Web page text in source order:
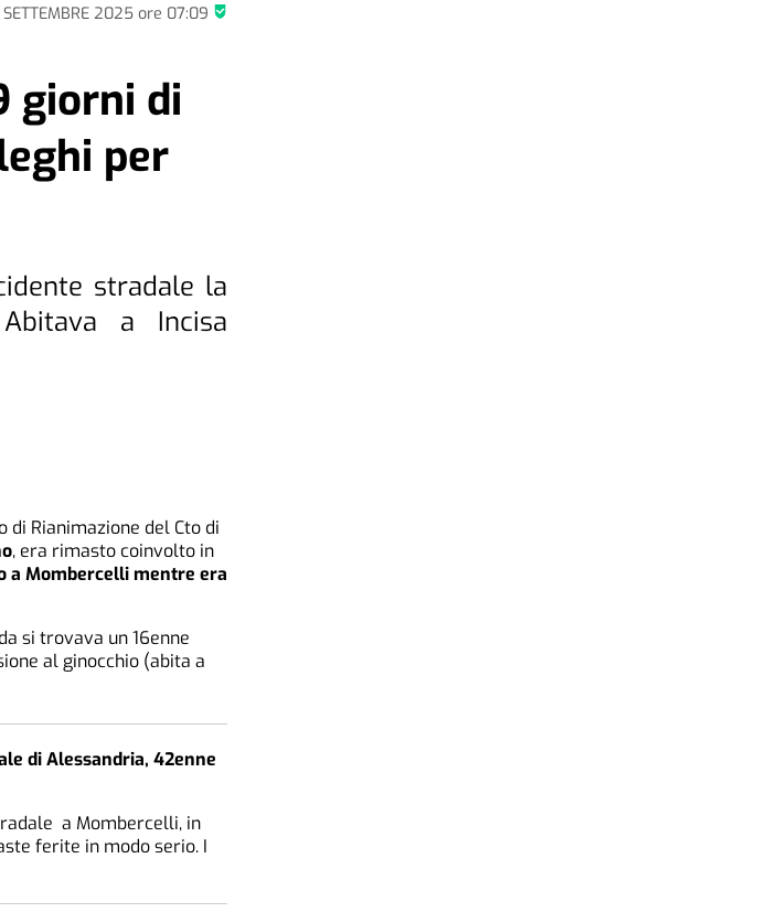
2025ore 07:09
giorni di
per
stradale la
a Incisa
di Rianimazione del Cto di
, era rimasto coinvolto in
a Mombercelli mentre era
si trovava un 16enne
al ginocchio (abita a
di Alessandria, 42enne
a Mombercelli, in
ferite in modo serio. I